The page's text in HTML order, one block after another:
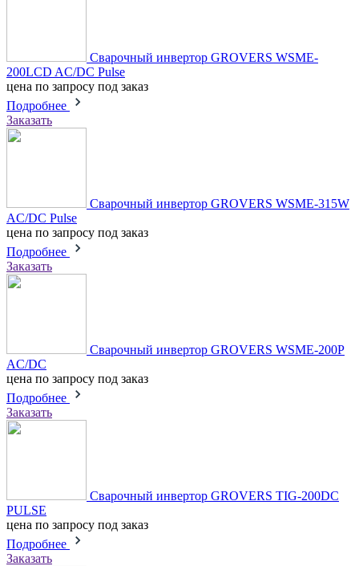
Сварочный инвертор GROVERS WSME-
200LCD AC/DC Pulse
цена по запросу под заказ
Подробнее
Заказать
Сварочный инвертор GROVERS WSME-315W
AC/DC Pulse
цена по запросу под заказ
Подробнее
Заказать
Сварочный инвертор GROVERS WSME-200P
AC/DC
цена по запросу под заказ
Подробнее
Заказать
Сварочный инвертор GROVERS TIG-200DC
PULSE
цена по запросу под заказ
Подробнее
Заказать